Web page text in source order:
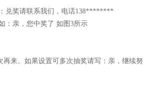
兑奖请联系我们，电话138********
亲，您中奖了 如图3所示
来。如果设置可多次抽奖请写：亲，继续努